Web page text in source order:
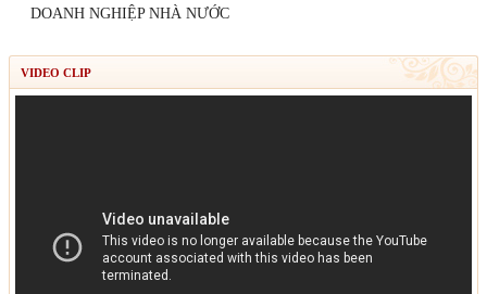
DOANH NGHIỆP NHÀ NƯỚC
VIDEO CLIP